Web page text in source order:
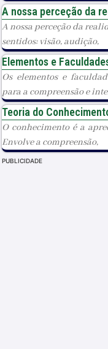
A nossa perceção da
A nossa perceção da
sentidos: visão, audição,
Elementos e
Os elementos e
para a compreensão e
Teoria do
O conhecimento é a
Envolve a compreensão,
PUBLICIDADE